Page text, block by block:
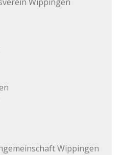
Wippingen